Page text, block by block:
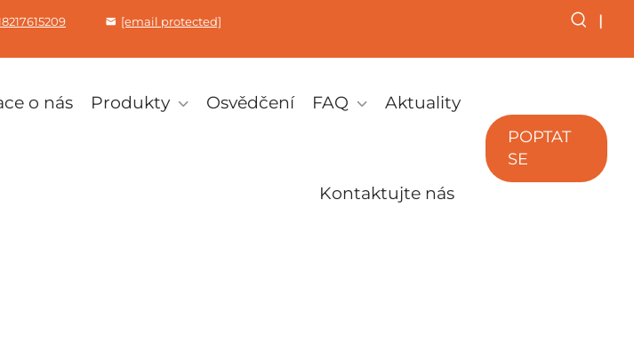
[email protected] |
o nás Produkty Osvědčení FAQ Aktuality
Kontaktujte nás
POPTAT
SE